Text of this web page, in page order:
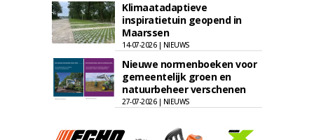
Klimaatadaptieve
inspiratietuin geopend in
Maarssen
14-07-2026 | NIEUWS
Nieuwe normenboeken voor
gemeentelijk groen en
natuurbeheer verschenen
27-07-2026 | NIEUWS